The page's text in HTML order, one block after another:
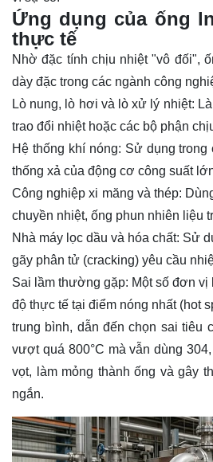
Ứng dụng của ống
thực tế
Nhờ đặc tính chịu nhiệt "vô đối",
dày đặc trong các ngành công
Lò nung, lò hơi và lò xử lý nhiệt:
trao đổi nhiệt hoặc các bộ phận
Hệ thống khí nóng: Sử dụng
thống xả của động cơ công suất
Công nghiệp xi măng và thép:
chuyền nhiệt, ống phun nhiên liệu
Nhà máy lọc dầu và hóa chất: Sử
gãy phân tử (cracking) yêu cầu
Sai lầm thường gặp: Một số đơn vị
độ thực tế tại điểm nóng nhất (hot
trung bình, dẫn đến chọn sai tiêu
vượt quá 800°C mà vẫn dùng
vọt, làm mỏng thành ống và gây
ngắn.